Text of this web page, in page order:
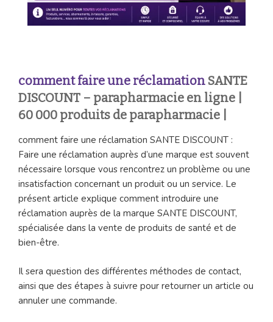
comment faire une réclamation SANTE
DISCOUNT – parapharmacie en ligne |
60 000 produits de parapharmacie |
comment faire une réclamation SANTE DISCOUNT :
Faire une réclamation auprès d’une marque est souvent
nécessaire lorsque vous rencontrez un problème ou une
insatisfaction concernant un produit ou un service. Le
présent article explique comment introduire une
réclamation auprès de la marque SANTE DISCOUNT,
spécialisée dans la vente de produits de santé et de
bien-être.
Il sera question des différentes méthodes de contact,
ainsi que des étapes à suivre pour retourner un article ou
annuler une commande.